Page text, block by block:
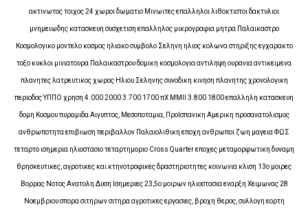
ακτινωτος τοιχος 24 χωροι δωματιο Μινωιτες επαλληλοι λιθοκτιστοι δακτυλιοι
μνημειωδης κατασκευη συσχετιση επαλληλος μικρογραφια μητρα Παλαικαστρο
Κοσμολογικο μοντελο κοσμος ηλιακο συμβολο Σεληνη ηλιος κολωνα στηριξης εγχαρακτο
τοξο κυκλοι μινιατουρα Παλαικαστρου δομικη κοσμολογια αντιληψη ουρανια αντικειμενα
πλανητες λατρευτικος χωρος Ηλιου Σεληνης συνοδικη κινηση πλανητης χρονολογικη
περιοδος ΥΠΠΟ χρηση 4.000 2000 3.700 1700 πΧ ΜΜΙΙ 3.800 1800 επαλληλη κατασκευη
δομη Κοσμου πυραμιδα Αιγυπτος, Μεσοποταμια, ΠροΙσπανικη Αμερικη προσανατολισμος
ανθρωποτητα επιβιωση περιβαλλον Παλαιολιθικη εποχη ανθρωποι ζωη μαγεια ΦΩΣ
τεταρτο ισημερια ηλιοστασιο τεταρτημοριο Cross Quarter εποχες μεταμορφωτικη δυναμη
θρησκευτικες, αγροτικες και κτηνοτροφικες δραστηριοτητες κοινωνια κλιση 13ο μοιρες
Βορρας Νοτος Ανατολη Δυση Ισημεριες 23,5ο μοιρων ηλιοστασια εναρξη Χειμωνας 28
Νοεμβριου σπορα σιτηρων σιτηρα αγροτικες εργασιες, βροχη θερος, συλλογη εορτη